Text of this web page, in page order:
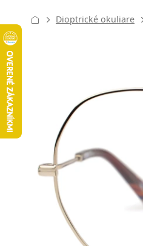
Dioptrické okuliare
52 mm
Výška očnice